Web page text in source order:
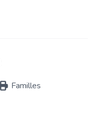
Familles